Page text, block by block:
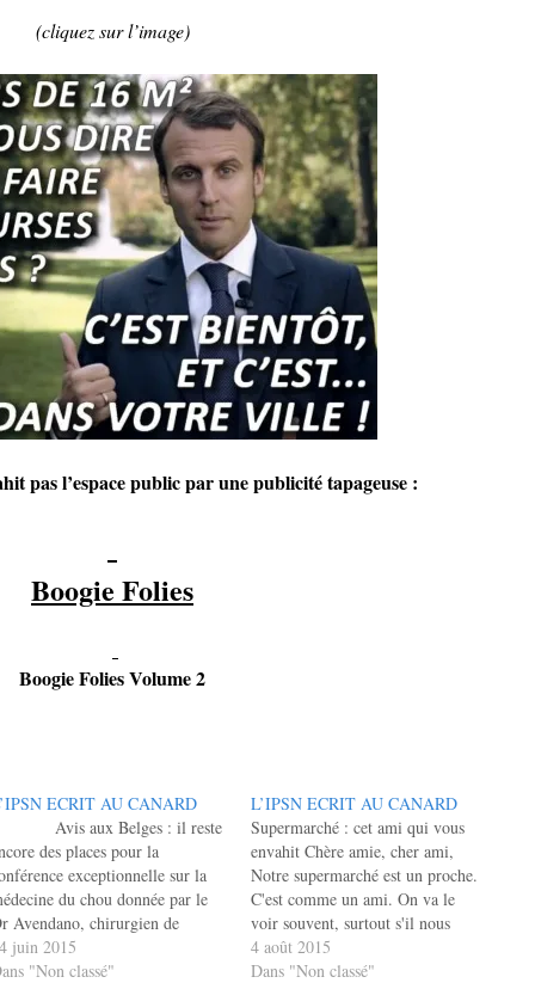
(cliquez sur l’image)
pas l’espace public par une publicité tapageuse :
Boogie Folies
Boogie Folies Volume 2
ECRIT AU CANARD
aux Belges : il reste
des places pour la
exceptionnelle sur la
du chou donnée par le
Avendano, chirurgien de
ce 26 Juin (c'est vendredi !
conférence a lieu à 19 heures
juin 2015
"Non classé"
L’IPSN ECRIT AU CANARD
Supermarché : cet ami qui vous
envahit Chère amie, cher ami,
Notre supermarché est un proche.
C'est comme un ami. On va le
voir souvent, surtout s'il nous
manque quelque chose. Sa
présence nous rassure. S'il est à
4 août 2015
Dans "Non classé"